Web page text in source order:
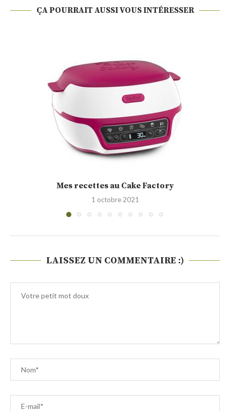
ÇA POURRAIT AUSSI VOUS INTÉRESSER
Cakounet (Philippe Conticini)
28 septembre 2021
LAISSEZ UN COMMENTAIRE :)